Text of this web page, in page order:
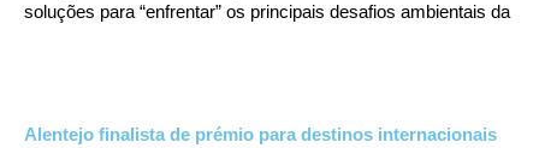
soluções para “enfrentar” os principais desafios ambientais da
Alentejo finalista de prémio para destinos internacionais